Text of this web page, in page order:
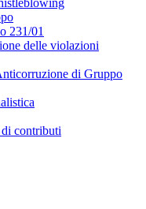
231/01
delle violazioni
di Gruppo
di contributi